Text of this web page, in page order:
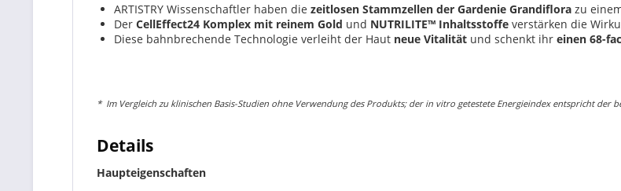
ARTISTRY Wissenschaftler haben die zeitlosen Stammzellen der Gardenie Grandiflora zu
Der CellEffect24 Komplex mit reinem Gold und NUTRILITE™ Inhaltsstoffe verstärken die
Diese bahnbrechende Technologie verleiht der Haut neue Vitalität und schenkt ihr einen 68-
* Im Vergleich zu klinischen Basis-Studien ohne Verwendung des Produkts; der in vitro getestete Energieindex entspricht der
Details
Haupteigenschaften